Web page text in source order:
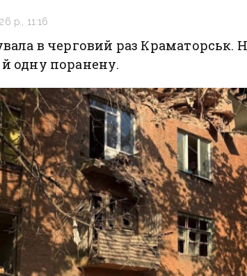
р., 11:16
в черговий раз Краматорськ.
одну поранену.